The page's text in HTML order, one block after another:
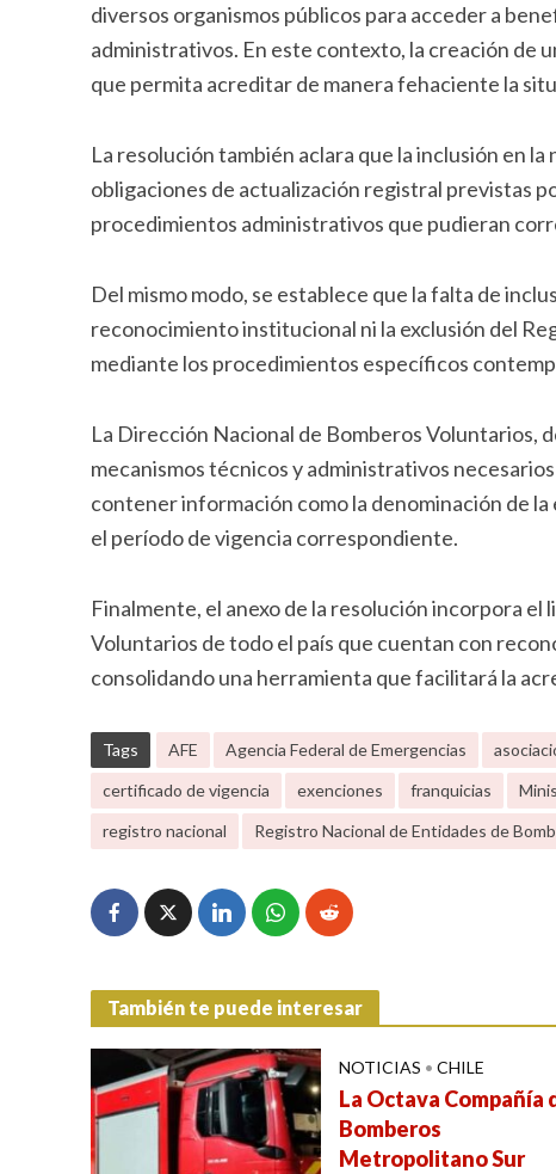
diversos organismos públicos para acceder a
administrativos. En este contexto, la creación de
que permita acreditar de manera fehaciente la
La resolución también aclara que la inclusión en
obligaciones de actualización registral previstas
procedimientos administrativos que pudieran
Del mismo modo, se establece que la falta de
reconocimiento institucional ni la exclusión del
mediante los procedimientos específicos
La Dirección Nacional de Bomberos Voluntarios,
mecanismos técnicos y administrativos
contener información como la denominación de
el período de vigencia correspondiente.
Finalmente, el anexo de la resolución incorpora
Voluntarios de todo el país que cuentan con
consolidando una herramienta que facilitará la
Tags AFE Agencia Federal de Emergencias
certificado de vigencia
exenciones franquicias
registro nacional
Registro Nacional de Entidades de
También te puede interesar
NOTICIAS • CHILE
La Octava Compañía
Bomberos
Metropolitano Sur